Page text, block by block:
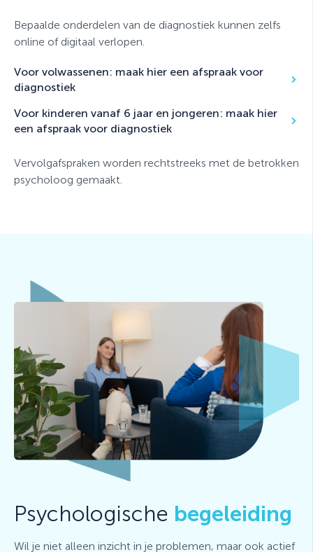
Bepaalde onderdelen van de diagnostiek kunnen zelfs
online of digitaal verlopen.
Voor volwassenen: maak hier een afspraak voor
diagnostiek
Voor kinderen vanaf 6 jaar en jongeren: maak hier
een afspraak voor diagnostiek
Vervolgafspraken worden rechtstreeks met de betrokken
psycholoog gemaakt.
Psychologische begeleiding
Wil je niet alleen inzicht in je problemen, maar ook actief